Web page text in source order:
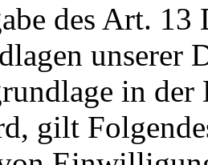
des Art.
unserer
in
gilt